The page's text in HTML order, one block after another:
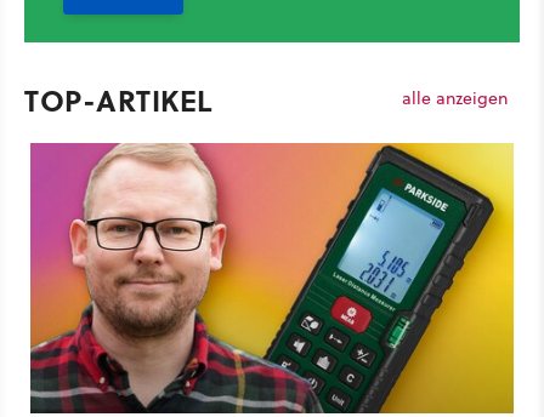
TOP-ARTIKEL alle anzeigen